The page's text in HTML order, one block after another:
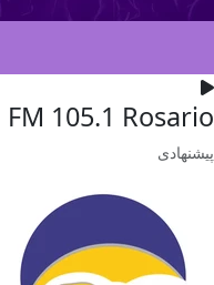
105.1 Rosario
پیشنهادی